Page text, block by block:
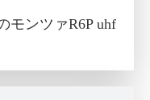
モンツァR6P uhf